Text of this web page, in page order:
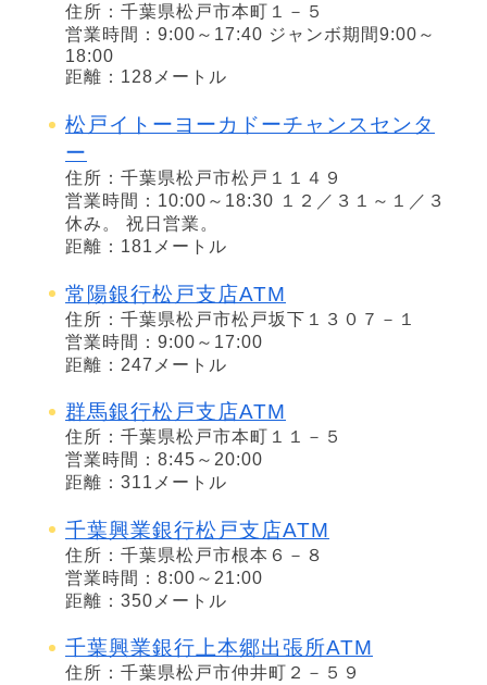
住所：千葉県松戸市本町１－５
営業時間：9:00～17:40 ジャンボ期間9:00～
18:00
距離：128メートル
松戸イトーヨーカドーチャンスセンタ
ー
住所：千葉県松戸市松戸１１４９
営業時間：10:00～18:30 １２／３１～１／３
休み。 祝日営業。
距離：181メートル
常陽銀行松戸支店ATM
住所：千葉県松戸市松戸坂下１３０７－１
営業時間：9:00～17:00
距離：247メートル
群馬銀行松戸支店ATM
住所：千葉県松戸市本町１１－５
営業時間：8:45～20:00
距離：311メートル
千葉興業銀行松戸支店ATM
住所：千葉県松戸市根本６－８
営業時間：8:00～21:00
距離：350メートル
千葉興業銀行上本郷出張所ATM
住所：千葉県松戸市仲井町２－５９